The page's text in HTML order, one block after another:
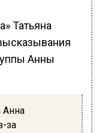
Татьяна
Анны
Анна
за